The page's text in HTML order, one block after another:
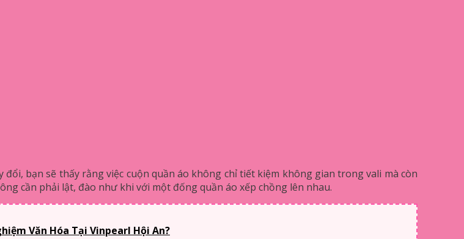
bạn sẽ thấy rằng việc cuộn quần áo không chỉ tiết kiệm không gian trong vali mà còn
cần phải lật, đào như khi với một đống quần áo xếp chồng lên nhau.
Văn Hóa Tại Vinpearl Hội An?